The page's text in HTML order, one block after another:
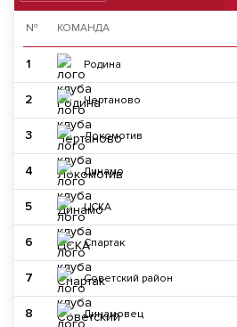
№ КОМАНДА
1 Родина
2 Чертаново
3 Локомотив
4 Динамо
5 ЦСКА
6 Спартак
7 Советский район
8 Динамовец